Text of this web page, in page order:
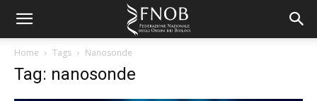
Home Tags Nanosonde
Tag: nanosonde